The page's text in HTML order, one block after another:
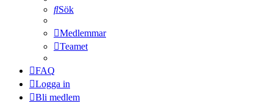
Sök
Medlemmar
Teamet
FAQ
Logga in
Bli medlem